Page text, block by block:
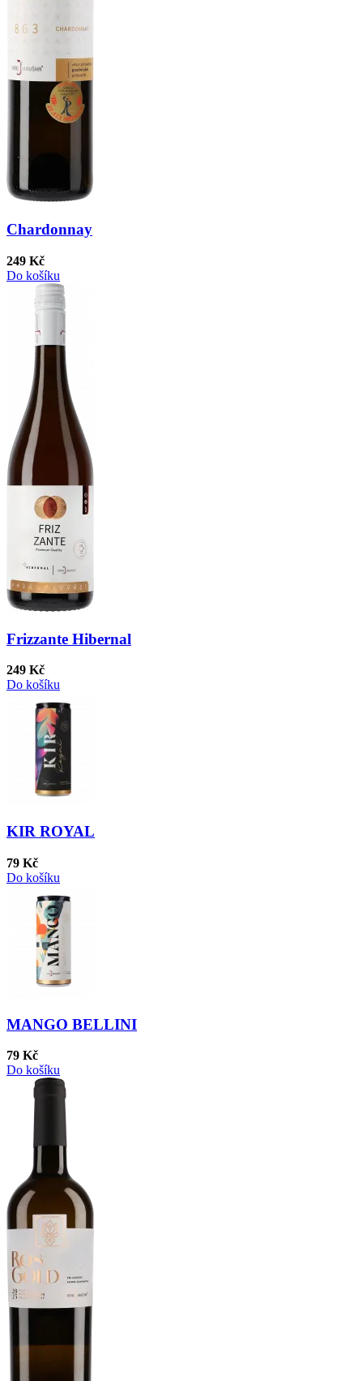
Chardonnay
249 Kč
Do košíku
Frizzante Hibernal
249 Kč
Do košíku
KIR ROYAL
79 Kč
Do košíku
MANGO BELLINI
79 Kč
Do košíku